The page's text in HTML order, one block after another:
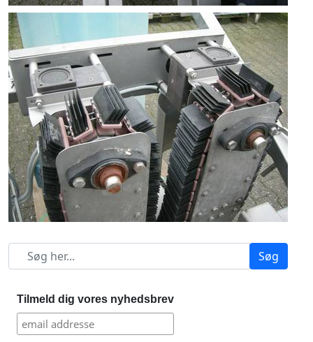
Søg
Tilmeld dig vores nyhedsbrev